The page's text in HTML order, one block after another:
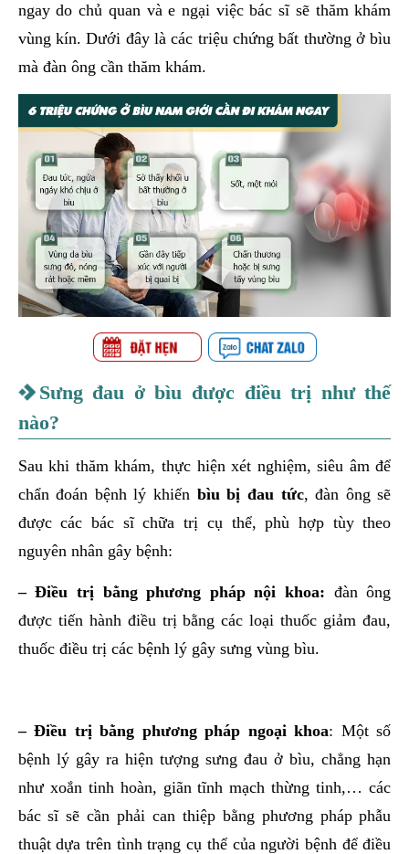
ngay do chủ quan và e ngại việc bác sĩ sẽ thăm khám
vùng kín. Dưới đây là các triệu chứng bất thường ở bìu
mà đàn ông cần thăm khám.
Sưng đau ở bìu được điều trị như thế
nào?
Sau khi thăm khám, thực hiện xét nghiệm, siêu âm để
chẩn đoán bệnh lý khiến bìu bị đau tức, đàn ông sẽ
được các bác sĩ chữa trị cụ thể, phù hợp tùy theo
nguyên nhân gây bệnh:
– Điều trị bằng phương pháp nội khoa: đàn ông
được tiến hành điều trị bằng các loại thuốc giảm đau,
thuốc điều trị các bệnh lý gây sưng vùng bìu.
– Điều trị bằng phương pháp ngoại khoa: Một số
bệnh lý gây ra hiện tượng sưng đau ở bìu, chẳng hạn
như xoắn tinh hoàn, giãn tĩnh mạch thừng tinh,… các
bác sĩ sẽ cần phải can thiệp bằng phương pháp phẫu
thuật dựa trên tình trạng cụ thể của người bệnh để điều